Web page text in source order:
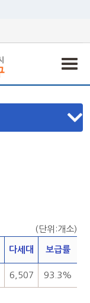
(단위:개소)
다세대 보급률
6,507 93.3%